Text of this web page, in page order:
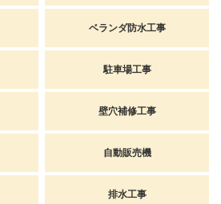
ベランダ防水工事
駐車場工事
壁穴補修工事
自動販売機
排水工事